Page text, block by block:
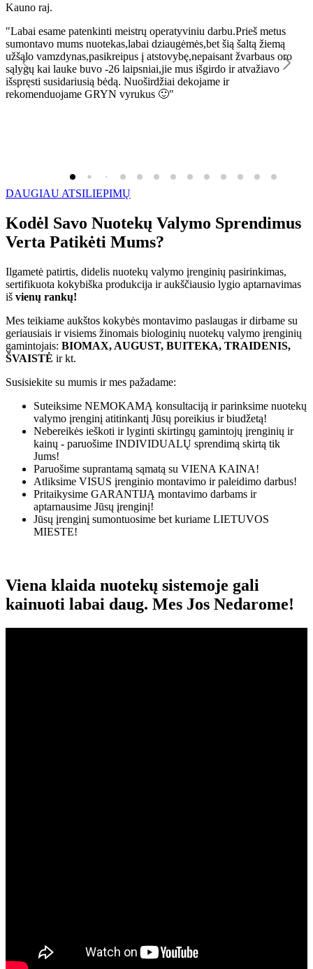
Kauno raj.
"Labai esame patenkinti meistrų operatyviniu darbu.Prieš metus
sumontavo mums nuotekas,labai dziaugėmės,bet šią šaltą žiemą
užšąlo vamzdynas,pasikreipus į atstovybę,nepaisant žvarbaus oro
sąlygų kai lauke buvo -26 laipsniai,jie mus išgirdo ir atvažiavo
išspręsti susidariusią bėdą. Nuoširdžiai dekojame ir
rekomenduojame GRYN vyrukus 🙂"
DAUGIAU ATSILIEPIMŲ
Kodėl Savo Nuotekų Valymo Sprendimus
Verta Patikėti Mums?
Ilgametė patirtis, didelis nuotekų valymo įrenginių pasirinkimas,
sertifikuota kokybiška produkcija ir aukščiausio lygio aptarnavimas
iš vienų rankų!
Mes teikiame aukštos kokybės montavimo paslaugas ir dirbame su
geriausiais ir visiems žinomais biologinių nuotekų valymo įrenginių
gamintojais: BIOMAX, AUGUST, BUITEKA, TRAIDENIS,
ŠVAISTĖ ir kt.
Susisiekite su mumis ir mes pažadame:
Suteiksime NEMOKAMĄ konsultaciją ir parinksime nuotekų
valymo įrenginį atitinkantį Jūsų poreikius ir biudžetą!
Nebereikės ieškoti ir lyginti skirtingų gamintojų įrenginių ir
kainų - paruošime INDIVIDUALŲ sprendimą skirtą tik
Jums!
Paruošime suprantamą sąmatą su VIENA KAINA!
Atliksime VISUS įrenginio montavimo ir paleidimo darbus!
Pritaikysime GARANTIJĄ montavimo darbams ir
aptarnausime Jūsų įrenginį!
Jūsų įrenginį sumontuosime bet kuriame LIETUVOS
MIESTE!
Viena klaida nuotekų sistemoje gali
kainuoti labai daug. Mes Jos Nedarome!